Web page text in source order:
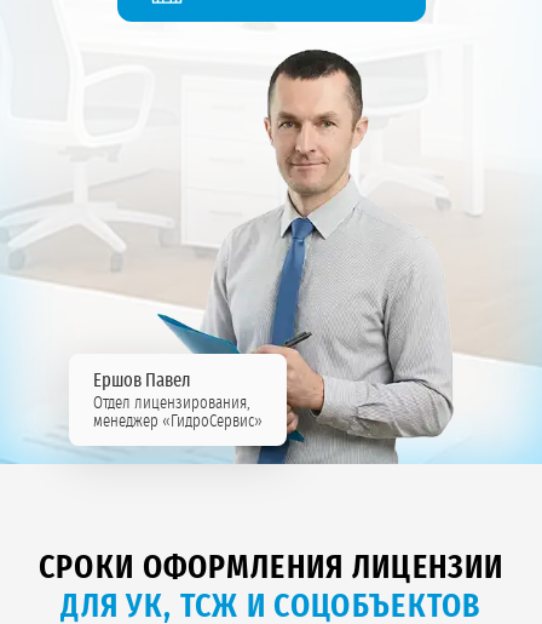
Ершов Павел
Отдел лицензирования,
менеджер «ГидроСервис»
СРОКИ ОФОРМЛЕНИЯ ЛИЦЕНЗИИ
ДЛЯ УК, ТСЖ И СОЦОБЪЕКТОВ